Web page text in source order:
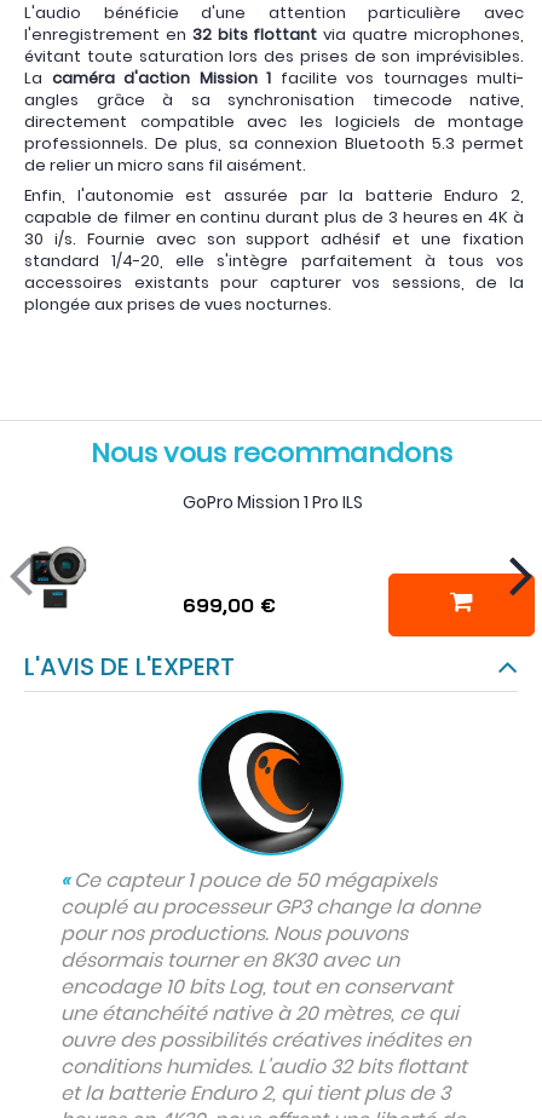
L'audio bénéficie d'une attention particulière avec
l'enregistrement en 32 bits flottant via quatre microphones,
évitant toute saturation lors des prises de son imprévisibles.
La caméra d'action Mission 1 facilite vos tournages multi-
angles grâce à sa synchronisation timecode native,
directement compatible avec les logiciels de montage
professionnels. De plus, sa connexion Bluetooth 5.3 permet
de relier un micro sans fil aisément.
Enfin, l'autonomie est assurée par la batterie Enduro 2,
capable de filmer en continu durant plus de 3 heures en 4K à
30 i/s. Fournie avec son support adhésif et une fixation
standard 1/4-20, elle s'intègre parfaitement à tous vos
accessoires existants pour capturer vos sessions, de la
plongée aux prises de vues nocturnes.
Nous vous recommandons
GoPro Mission 1 Pro ILS
699,00 €
L'AVIS DE L'EXPERT
«Ce capteur 1 pouce de 50 mégapixels
couplé au processeur GP3 change la donne
pour nos productions. Nous pouvons
désormais tourner en 8K30 avec un
encodage 10 bits Log, tout en conservant
une étanchéité native à 20 mètres, ce qui
ouvre des possibilités créatives inédites en
conditions humides. L'audio 32 bits flottant
et la batterie Enduro 2, qui tient plus de 3